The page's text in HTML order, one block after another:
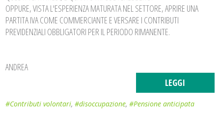
OPPURE, VISTA L'ESPERIENZA MATURATA NEL SETTORE, APRIRE UNA
PARTITA IVA COME COMMERCIANTE E VERSARE I CONTRIBUTI
PREVIDENZIALI OBBLIGATORI PER IL PERIODO RIMANENTE.
ANDREA
LEGGI
#Contributi volontari,#disoccupazione,#Pensione anticipata